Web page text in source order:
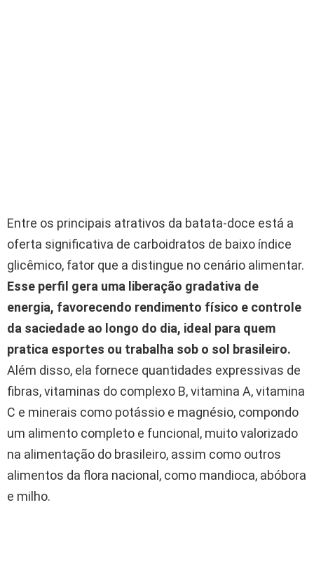
Entre os principais atrativos da batata-doce está a
oferta significativa de carboidratos de baixo índice
glicêmico, fator que a distingue no cenário alimentar.
Esse perfil gera uma liberação gradativa de
energia, favorecendo rendimento físico e controle
da saciedade ao longo do dia, ideal para quem
pratica esportes ou trabalha sob o sol brasileiro.
Além disso, ela fornece quantidades expressivas de
fibras, vitaminas do complexo B, vitamina A, vitamina
C e minerais como potássio e magnésio, compondo
um alimento completo e funcional, muito valorizado
na alimentação do brasileiro, assim como outros
alimentos da flora nacional, como mandioca, abóbora
e milho.